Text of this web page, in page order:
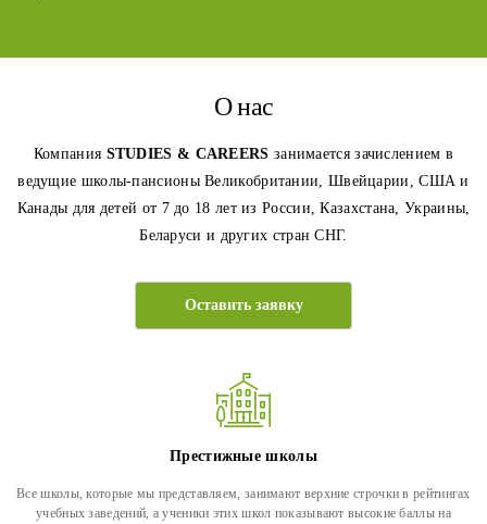
О нас
Компания STUDIES & CAREERS занимается зачислением в
ведущие школы-пансионы Великобритании, Швейцарии, США и
Канады для детей от 7 до 18 лет из России, Казахстана, Украины,
Беларуси и других стран СНГ.
Оставить заявку
Престижные школы
Все школы, которые мы представляем, занимают верхние строчки в рейтингах
учебных заведений, а ученики этих школ показывают высокие баллы на